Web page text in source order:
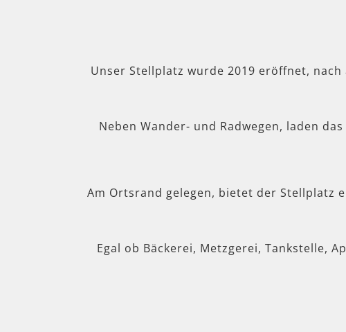
Unser Stellplatz wurde 2019 eröffnet,
Neben Wander- und Radwegen, laden
Am Ortsrand gelegen, bietet der Stellplatz
Egal ob Bäckerei, Metzgerei, Tankstelle,